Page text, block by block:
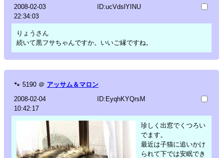
2008-02-03
22:34:03
ID:ucVdslYINU
りょうさん
続いて黒フサちゃんですか。いいご縁ですね。
🐾 5190 ＠ アッサム＆マロン
2008-02-04
10:42:17
ID:EyqhKYQrsM
珍しく出窓でくつろい
でます。
最近は子猫に追いかけ
られて下では安眠でき